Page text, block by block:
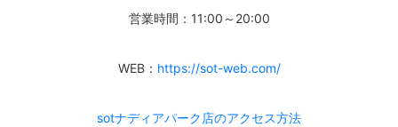
営業時間：11:00～20:00
WEB： https://sot-web.com/
sotナディアパーク店のアクセス方法